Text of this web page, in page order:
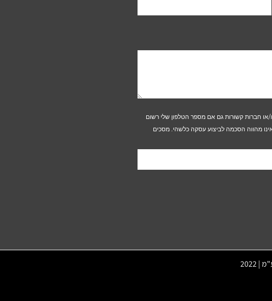
או חברות קשורות גם אם מספר הטלפון שלי רשום
מהווה הסכמה לביצוע עסקה כלשהי. מסכים